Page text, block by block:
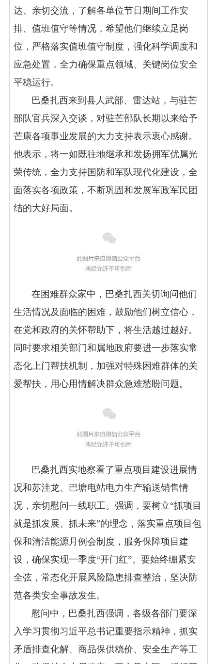
达、亲切交流，了解各单位节日期间工作安
排、值班值守等情况，希望他们继续立足岗
位，严格落实值班值守制度，强化科学调度和
应急处置，全力确保重点领域、关键岗位安全
平稳运行。
巴桑扎西来到县人武部、雷达站，与驻芒
部队官兵深入交谈，对驻芒部队长期以来给予
芒康各项事业发展的大力支持表示衷心感谢。
他表示，将一如既往地继承和发扬拥军优属光
荣传统，全力支持国防和军队现代化建设，全
面落实各项政策，不断巩固和发展军政军民团
结的大好局面。
在困难群众家中，巴桑扎西关切询问他们
生活情况及面临的困难，鼓励他们树立信心，
在党和政府的关怀帮助下，将生活越过越好。
同时要求相关部门和属地政府要进一步落实常
态化上门帮扶机制，加强对特殊困难群体的关
爱帮扶，用心用情解决群众急难愁盼问题。
巴桑扎西实地察看了重点项目建设进展情
况和苏洼龙、巴塘电站电力生产输送销售情
况，亲切慰问一线职工。强调，要树立“抓项目
就是抓发展、抓未来”的理念，落实重点项目包
保和清洁能源月例会制度，服务保障项目建
设，确保实现一季度“开门红”。要始终绷紧安
全弦，常态化开展风险隐患排查整治，坚决防
范各类安全事故发生。
慰问中，巴桑扎西强调，各级各部门要深
入学习贯彻习近平总书记重要指示精神，抓实
矛盾排查化解、商品保供稳价、安全生产等工